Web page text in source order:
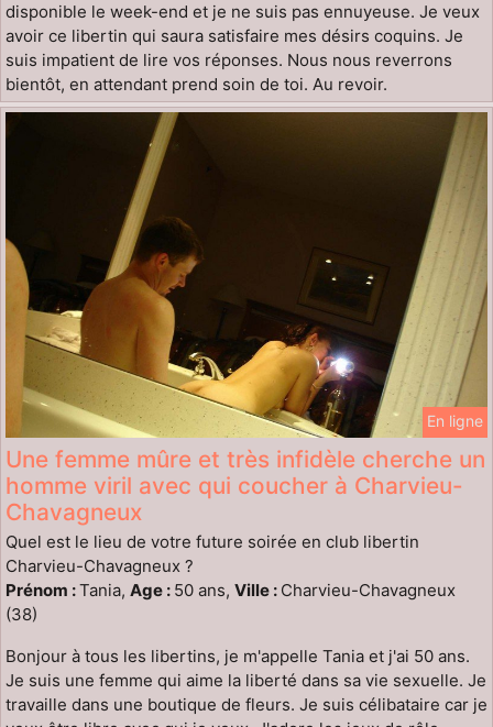
disponible le week-end et je ne suis pas ennuyeuse. Je veux
avoir ce libertin qui saura satisfaire mes désirs coquins. Je
suis impatient de lire vos réponses. Nous nous reverrons
bientôt, en attendant prend soin de toi. Au revoir.
En ligne
Une femme mûre et très infidèle cherche un
homme viril avec qui coucher à Charvieu-
Chavagneux
Quel est le lieu de votre future soirée en club libertin
Charvieu-Chavagneux ?
Prénom :Tania, Age : 50 ans, Ville : Charvieu-Chavagneux
(38)
Bonjour à tous les libertins, je m'appelle Tania et j'ai 50 ans.
Je suis une femme qui aime la liberté dans sa vie sexuelle. Je
travaille dans une boutique de fleurs. Je suis célibataire car je